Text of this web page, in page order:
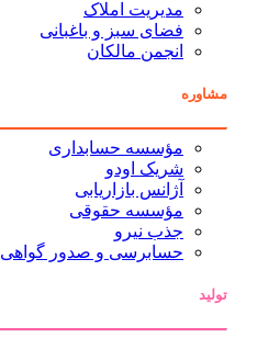
مدیریت املاک
فضای سبز و باغبانی
انجمن مالکان
مشاوره
مؤسسه حسابداری
شریک اودو
آژانس بازاریابی
مؤسسه حقوقی
جذب نیرو
حسابرسی و صدور گواهی
تولید